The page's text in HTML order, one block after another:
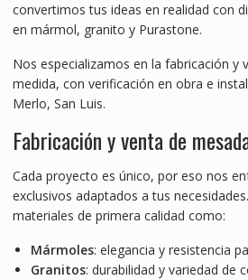
convertimos tus ideas en realidad con
en mármol, granito y Purastone.
Nos especializamos en la fabricación y
medida, con verificación en obra e
Merlo, San Luis.
Fabricación y venta de
Cada proyecto es único, por eso nos
exclusivos adaptados a tus
materiales de primera calidad como:
Mármoles: elegancia y resistencia
Granitos: durabilidad y variedad de